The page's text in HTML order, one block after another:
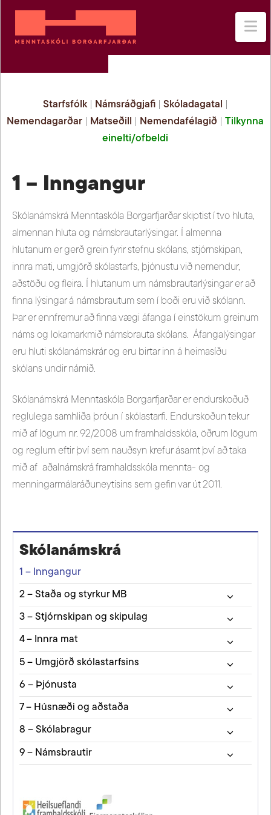
Starfsfólk| Námsráðgjafi| Skóladagatal
Nemendagarðar
Matseðill Nemendafélagið |Tilkynna
einelti/ofbeldi
1 – Inngangur
Skólanámskrá Menntaskóla Borgarfjarðar skiptist í tvo hluta,
almennan hluta og námsbrautarlýsingar. Í almenna
hlutanum er gerð grein fyrir stefnu skólans, stjórnskipan,
innra mati, umgjörð skólastarfs, þjónustu við nemendur,
aðstöðu og fleira. Í hlutanum um námsbrautarlýsingar er að
finna lýsingar á námsbrautum sem í boði eru við skólann.
Þar er ennfremur að finna vægi áfanga í einstökum greinum
náms og lokamarkmið námsbrauta skólans. Áfangalýsingar
eru hluti skólanámskrár og eru birtar inn á heimasíðu
skólans undir námið.
Skólanámskrá Menntaskóla Borgarfjarðar er endurskoðuð
reglulega samhliða þróun í skólastarfi. Endurskoðun tekur
mið af lögum nr. 92/2008 um framhaldsskóla, öðrum lögum
og reglum eftir því sem nauðsyn krefur ásamt því að taka
mið af aðalnámskrá framhaldsskóla mennta- og
menningarmálaráðuneytisins sem gefin var út 2011.
Skólanámskrá
1 – Inngangur
2 – Staða og styrkur MB
3 – Stjórnskipan og skipulag
4 – Innra mat
5 – Umgjörð skólastarfsins
6 – Þjónusta
7 – Húsnæði og aðstaða
8 – Skólabragur
9 – Námsbrautir